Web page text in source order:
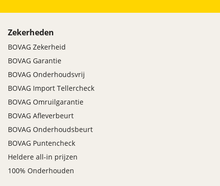
Zekerheden
BOVAG Zekerheid
BOVAG Garantie
BOVAG Onderhoudsvrij
BOVAG Import Tellercheck
BOVAG Omruilgarantie
BOVAG Afleverbeurt
BOVAG Onderhoudsbeurt
BOVAG Puntencheck
Heldere all-in prijzen
100% Onderhouden